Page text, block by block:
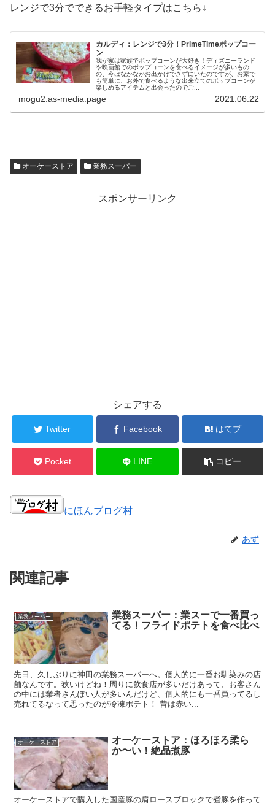
レンジで3分でできるお手軽タイプはこちら↓
カルディ：レンジで3分！PrimeTimeポップコー
ン
我が家は家族でポップコーンが大好き！ディズニーランド
や映画館でのポップコーンを食べるイメージが多いもの
の、今はなかなかお出かけできずにいたのですが、お家で
も簡単に、お外で食べるような出来立てのポップコーンが
楽しめるアイテムと出会ったのでご...
mogu2.as-media.page 2021.06.22
オーケーストア 業務スーパー
スポンサーリンク
シェアする
Twitter Facebook はてブ
Pocket LINE コピー
にほんブログ村
あず
関連記事
業務スーパー
業務スーパー：業スーで一番買っ
てる！フライドポテトを食べ比べ
先日、久しぶりに神田の業務スーパーへ。個人的に一番お馴染みの店
舗なんです。狭いけどね！周りに飲食店が多いだけあって、お客さん
の中には業者さんぽい人が多いんだけど、個人的にも一番買ってるし
売れてるなって思ったのが冷凍ポテト！ 昔は赤い...
オーケーストア
オーケーストア：ほろほろ柔ら
か〜い！絶品煮豚
オーケーストアで購入した国産豚の肩ロースブロックで煮豚を作って